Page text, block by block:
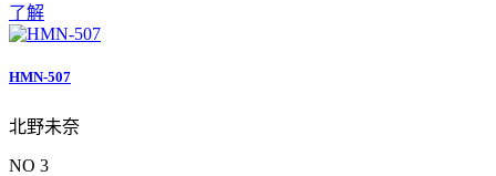
了解
HMN-507
北野未奈
NO 3